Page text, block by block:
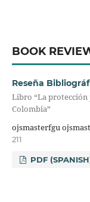
BOOK
Reseña
Libro “La protección
Colombia”
ojsmasterfgu
211
PDF